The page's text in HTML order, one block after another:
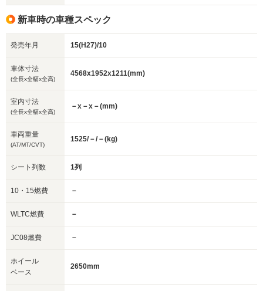
新車時の車種スペック
発売年月 15(H27)/10
車体寸法
(全長x全幅x全高)
4568x1952x1211(mm)
室内寸法
(全長x全幅x全高)
－x－x－(mm)
車両重量
(AT/MT/CVT)
1525/－/－(kg)
シート列数 1列
10・15燃費 －
WLTC燃費 －
JC08燃費 －
ホイール
ベース
2650mm